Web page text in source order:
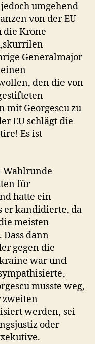
umgehend
von der EU
die Krone
Generalmajor
den die von
mit Georgescu zu
EU schlägt die
Es ist
Wahlrunde
für
hatte ein
er kandidierte, da
meisten
dann
gegen die
war und
musste weg,
zweiten
werden, sei
oder